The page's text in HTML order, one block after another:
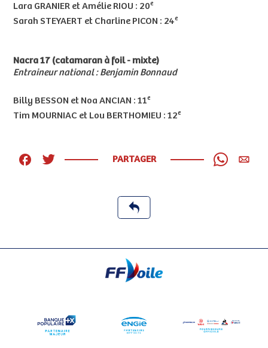
Lara GRANIER et Amélie RIOU : 20e
Sarah STEYAERT et Charline PICON : 24e
Nacra 17 (catamaran à foil - mixte)
Entraineur national : Benjamin Bonnaud
Billy BESSON et Noa ANCIAN : 11e
Tim MOURNIAC et Lou BERTHOMIEU : 12e
PARTAGER